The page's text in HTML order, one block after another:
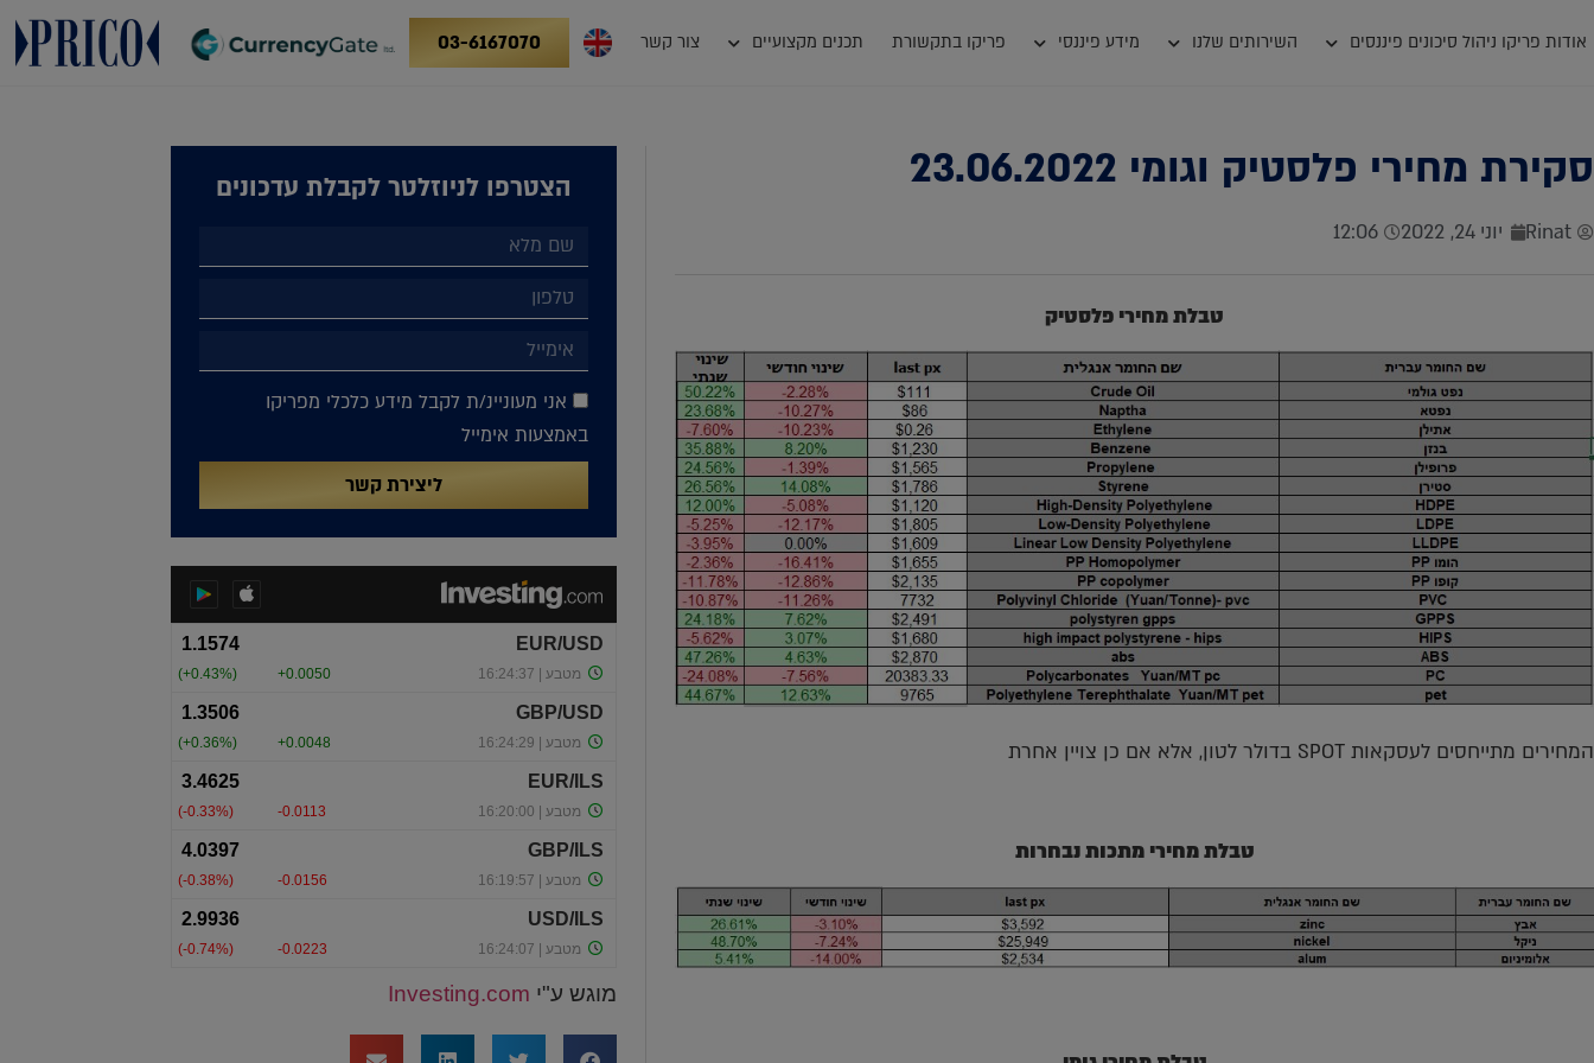
אודות פריקו ניהול סיכונים פיננסים השירותים שלנו מידע פיננסי פריקו בתקשורת תכנים מקצועיים צור קשר 03-6167070
סקירת מחירי פלסטיק וגומי 23.06.2022
Rinat יוני 24, 2022 12:06
טבלת מחירי פלסטיק
המחירים מתייחסים לעסקאות SPOT בדולר לטון, אלא אם כן צויין אחרת
טבלת מחירי מתכות נבחרות
הצטרפו לניוזלטר לקבלת עדכונים
אני מעוניינ/ת לקבל מידע כלכלי מפריקו
באמצעות אימייל
ליצירת קשר
מוגש ע"י Investing.com